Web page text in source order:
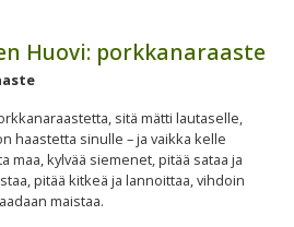
Huovi: porkkanaraaste
sitä mätti lautaselle,
haastetta sinulle – ja vaikka kelle
maa, kylvää siemenet, pitää sataa ja
pitää kitkeä ja lannoittaa, vihdoin
maistaa.